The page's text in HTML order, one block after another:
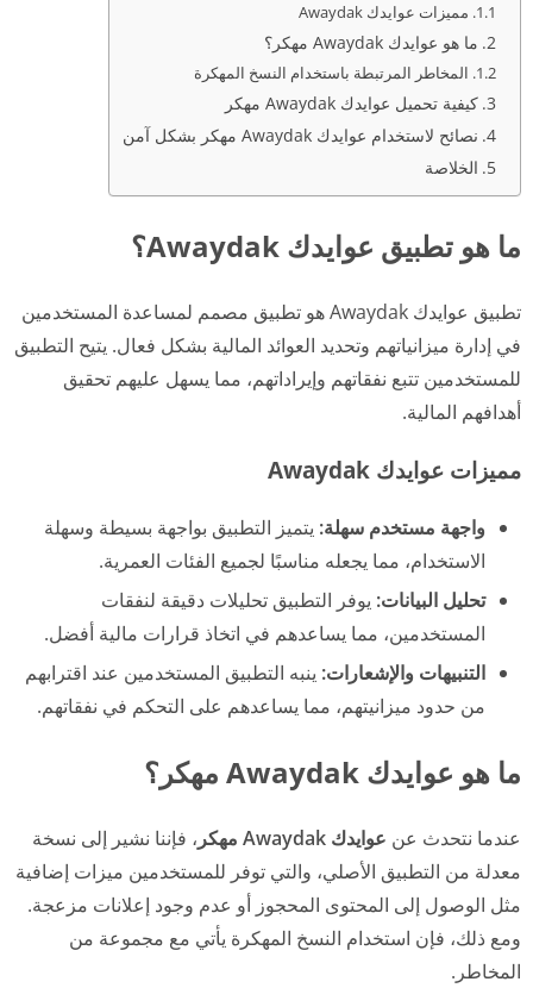
مميزات عوايدك Awaydak
ما هو عوايدك Awaydak مهكر؟
المخاطر المرتبطة باستخدام النسخ المهكرة
كيفية تحميل عوايدك Awaydak مهكر
نصائح لاستخدام عوايدك Awaydak مهكر بشكل آمن
الخلاصة
ما هو تطبيق عوايدك Awaydak؟
تطبيق عوايدك Awaydak هو تطبيق مصمم لمساعدة المستخدمين
في إدارة ميزانياتهم وتحديد العوائد المالية بشكل فعال. يتيح التطبيق
للمستخدمين تتبع نفقاتهم وإيراداتهم، مما يسهل عليهم تحقيق
أهدافهم المالية.
مميزات عوايدك Awaydak
واجهة مستخدم سهلة: يتميز التطبيق بواجهة بسيطة وسهلة
الاستخدام، مما يجعله مناسبًا لجميع الفئات العمرية.
تحليل البيانات: يوفر التطبيق تحليلات دقيقة لنفقات
المستخدمين، مما يساعدهم في اتخاذ قرارات مالية أفضل.
التنبيهات والإشعارات: ينبه التطبيق المستخدمين عند اقترابهم
من حدود ميزانيتهم، مما يساعدهم على التحكم في نفقاتهم.
ما هو عوايدك Awaydak مهكر؟
عندما نتحدث عن عوايدك Awaydak مهكر
، فإننا نشير إلى نسخة
معدلة من التطبيق الأصلي، والتي توفر للمستخدمين ميزات إضافية
مثل الوصول إلى المحتوى المحجوز أو عدم وجود إعلانات مزعجة.
ومع ذلك، فإن استخدام النسخ المهكرة يأتي مع مجموعة من
المخاطر.